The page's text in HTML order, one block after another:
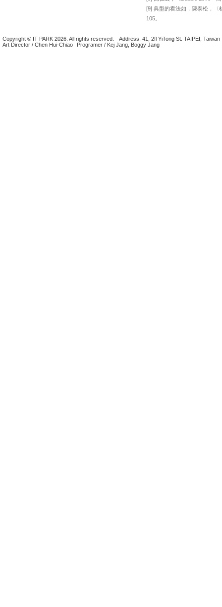
[9] 典型的看法如，陳泰松，
105。
Copyright © IT PARK 2026. All rights reserved.
Address: 41, 2fl YiTong St. TAIPEI, Taiwan
Art Director / Chen Hui-Chiao
Programer / Kej Jang, Boggy Jang